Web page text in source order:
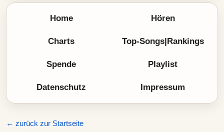
Home Hören
Charts Top-Songs|Rankings
Spende Playlist
Datenschutz Impressum
← zurück zur Startseite